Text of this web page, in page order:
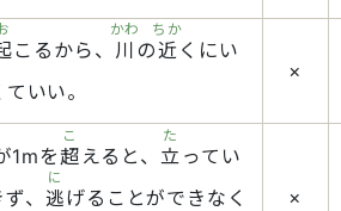
こるから、 川
かわ
の近
ちか
くにい
いい。
×
1mを超
こ
えると、 立
た
ってい
、 逃
に
げることができなく
×